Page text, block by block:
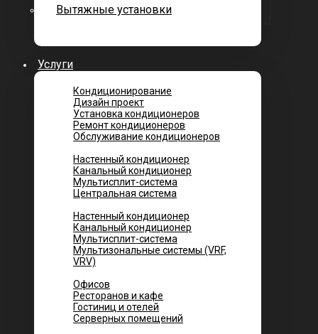
Вытяжные установки
Услуги
Кондиционирование
Дизайн проект
Установка кондиционеров
Ремонт кондиционеров
Обслуживание кондиционеров
Настенный кондиционер
Канальный кондиционер
Мультисплит-система
Центральная система
Настенный кондиционер
Канальный кондиционер
Мультисплит-система
Мультизональные системы (VRF,
VRV)
Офисов
Ресторанов и кафе
Гостиниц и отелей
Серверных помещений